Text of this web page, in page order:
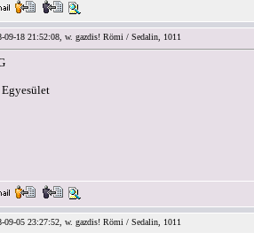
09-18 21:52:08, w. gazdis! Römi / Sedalin, 1011
09-05 23:27:52, w. gazdis! Römi / Sedalin, 1011